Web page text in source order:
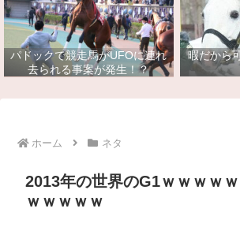
パドックで競走馬がUFOに連れ
去られる事案が発生！？
暇だから
ホーム ネタ
2013年の世界のG1ｗｗｗｗ
ｗｗｗｗｗ